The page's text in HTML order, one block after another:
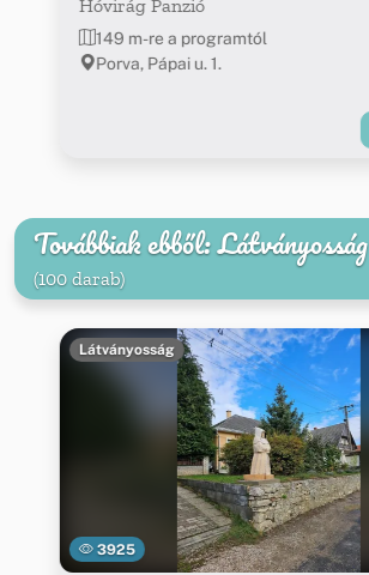
Hóvirág Panzió
149 m-re a programtól
Porva, Pápai u. 1.
Továbbiak ebből: Látványosság
(100 darab)
3925
Látványosság